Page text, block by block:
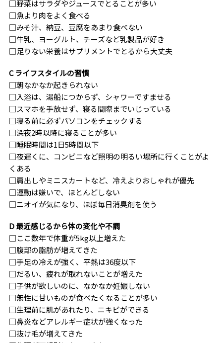
□野菜はサラダやジュースでとることが多い
□魚より肉をよく食べる
□みそ汁、納豆、豆腐をあまり食べない
□牛乳、ヨーグルト、チーズなど乳製品が好き
□足りない栄養はサプリメントでとるから大丈夫
C ライフスタイルの習慣
□朝なかなか起きられない
□入浴は、湯船につからず、シャワーですませる
□スマホを手放せず、寝る間際までいじっている
□寝る前に必ずパソコンをチェックする
□深夜2時以降に寝ることが多い
□睡眠時間は1日5時間以下
□夜遅くに、コンビニなど照明の明るい場所に行くことがよ
くある
□肩出しやミニスカートなど、冷えよりおしゃれが優先
□運動は嫌いで、ほとんどしない
□ニオイが気になり、ほぼ毎日消臭剤を使う
D 最近感じるから体の変化や不調
□ここ数年で体重が5kg以上増えた
□腹部の脂肪が増えてきた
□手足の冷えが強く、平熱は36度以下
□だるい、疲れが取れないことが増えた
□子供が欲しいのに、なかなか妊娠しない
□無性に甘いものが食べたくなることが多い
□生理前に肌があれたり、ニキビができる
□鼻炎などアレルギー症状が強くなった
□抜け毛が増えてきた